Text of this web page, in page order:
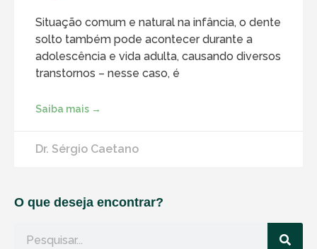
Situação comum e natural na infância, o dente
solto também pode acontecer durante a
adolescência e vida adulta, causando diversos
transtornos – nesse caso, é
Saiba mais →
Dr. Sérgio Caetano
O que deseja encontrar?